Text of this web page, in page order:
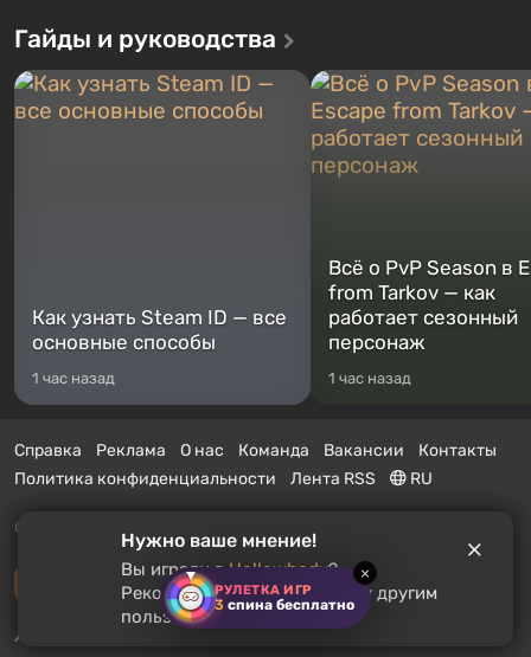
РУЛЕТКА ИГР
3 спина бесплатно
×
Гайды и руководства
Как узнать Steam ID — все
основные способы
1 час назад
Всё о PvP Season в
from Tarkov — как
работает сезонный
персонаж
1 час назад
Справка Реклама О нас Команда Вакансии
Контакты
Политика конфиденциальности
Лента RSS RU
© 2011 - 2026 VGTimes
Полная версия
Push-уведомления о новостях:выключены
Нужно ваше мнение!
Вы играли вHollowbody?
Рекомендуете ли вы эту игру другим
пользователям?